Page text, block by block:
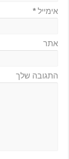
אימייל*
אתר
התגובה שלך